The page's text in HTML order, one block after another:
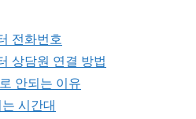
전화번호
상담원 연결 방법
안되는 이유
시간대